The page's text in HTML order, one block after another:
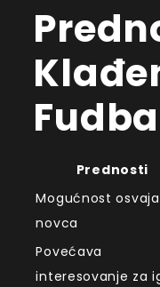
Prednosti
Mogućnost
novca
Povećava
interesovanje za